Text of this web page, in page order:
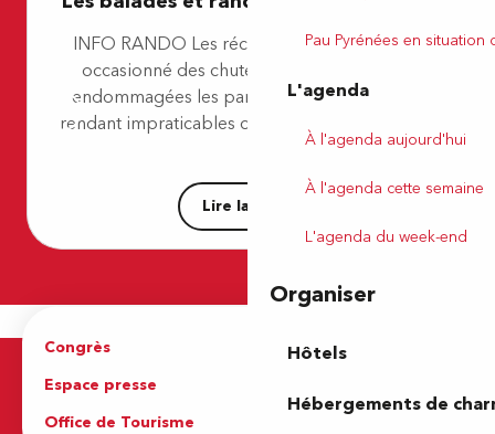
Pau Pyrénées en situation
L'agenda
À l'agenda aujourd'hui
À l'agenda cette semaine
L'agenda du week-end
Organiser
Hôtels
Hébergements de
Lescar, capitale historique du Béarn
Beyrie-en-Béarn - Promenade autour de Beyrie
Arbus - Le Cap D’Arrandes
Mazères-Lezons - Des Coteaux à la Saligue
INFO RANDO Les récentes intempéries ont
occasionné des chutes d’arbres et parfois
endommagées les parcours de randonnées,
rendant impraticables certains chemins. Nous...
Lire la suite
Congrès
Espace pro
Espace presse
Office de Tourisme